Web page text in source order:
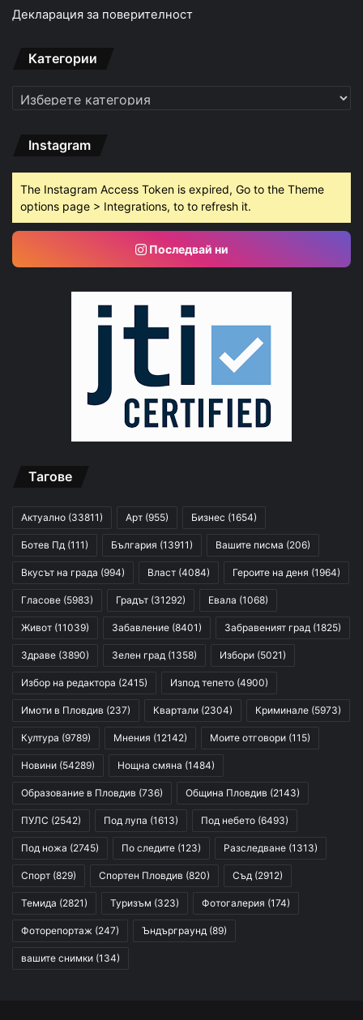
Декларация за поверителност
Категории
Категории
Instagram
The Instagram Access Token is expired, Go to the Theme
options page > Integrations, to to refresh it.
Последвай ни
Тагове
Актуално (33811) Арт (955) Бизнес (1654)
Ботев Пд (111) България (13911) Вашите писма (206)
Вкусът на града (994) Власт (4084) Героите на деня (1964)
Гласове (5983) Градът (31292) Евала (1068)
Живот (11039) Забавление (8401) Забравеният град (1825)
Здраве (3890) Зелен град (1358) Избори (5021)
Избор на редактора (2415) Изпод тепето (4900)
Имоти в Пловдив (237) Квартали (2304) Криминале (5973)
Култура (9789) Мнения (12142) Моите отговори (115)
Новини (54289) Нощна смяна (1484)
Образование в Пловдив (736) Община Пловдив (2143)
ПУЛС (2542) Под лупа (1613) Под небето (6493)
Под ножа (2745) По следите (123) Разследване (1313)
Спорт (829) Спортен Пловдив (820) Съд (2912)
Темида (2821) Туризъм (323) Фотогалерия (174)
Фоторепортаж (247) Ъндърграунд (89)
вашите снимки (134)